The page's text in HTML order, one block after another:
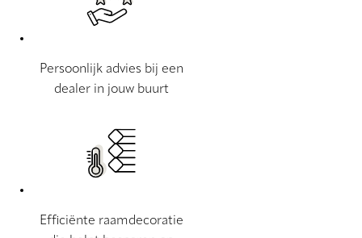
Persoonlijk advies bij een
dealer in jouw buurt
Efficiënte raamdecoratie